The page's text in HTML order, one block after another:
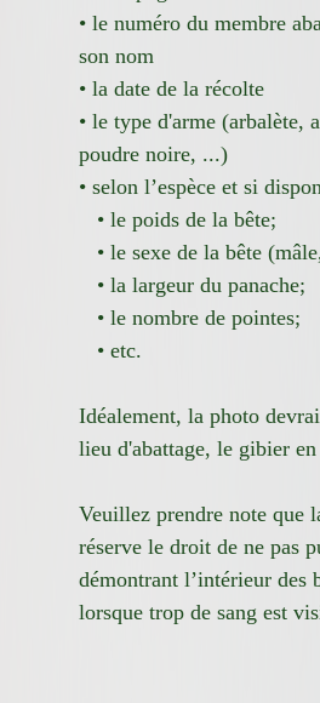
• le numéro du membre
son nom
• la date de la récolte
• le type d'arme (arbalète,
poudre noire, ...)
• selon l’espèce et si
• le poids de la bête;
• le sexe de la bête
• la largeur du panache;
• le nombre de pointes;
• etc.
Idéalement, la photo
lieu d'abattage, le gibier
Veuillez prendre note que
réserve le droit de ne pas
démontrant l’intérieur des
lorsque trop de sang est